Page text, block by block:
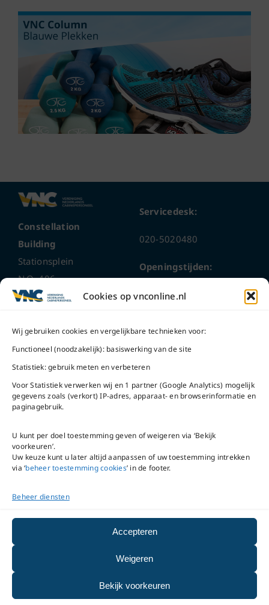
Cookies op vnconline.nl
Wij gebruiken cookies en vergelijkbare technieken voor:
Functioneel (noodzakelijk): basiswerking van de site
Statistiek: gebruik meten en verbeteren
Voor Statistiek verwerken wij en 1 partner (Google Analytics) mogelijk
gegevens zoals (verkort) IP-adres, apparaat- en browserinformatie en
paginagebruik.
U kunt per doel toestemming geven of weigeren via ‘Bekijk
voorkeuren’.
Uw keuze kunt u later altijd aanpassen of uw toestemming intrekken
via ‘beheer toestemming cookies’ in de footer.
Beheer diensten
Accepteren
Weigeren
Bekijk voorkeuren
Constellation
Building
Stationsplein
N.O. 406
1117 CL
Bel ons
Mail ons
Servicedesk:
020-5020480
Openingstijden:
ma t/m do
Na openingstijden
bereikbaar via
5020480
VNC Statuten
version
Copyright ©
beheer